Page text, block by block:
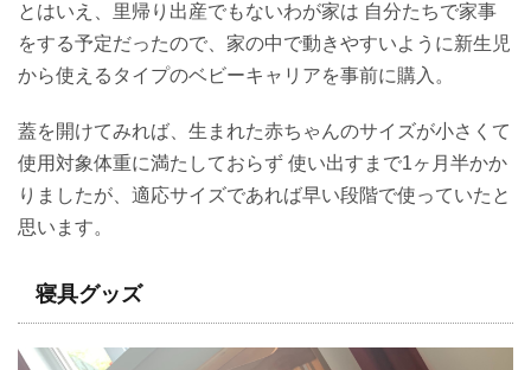
とはいえ、里帰り出産でもないわが家は 自分たちで家事
をする予定だったので、家の中で動きやすいように新生児
から使えるタイプのベビーキャリアを事前に購入。
蓋を開けてみれば、生まれた赤ちゃんのサイズが小さくて
使用対象体重に満たしておらず 使い出すまで1ヶ月半かか
りましたが、適応サイズであれば早い段階で使っていたと
思います。
寝具グッズ